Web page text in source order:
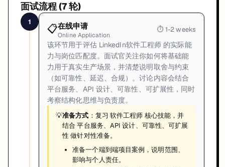
面试流程 (7轮)
1
📋在线申请
Online Application
⏱1-2 weeks
该环节用于评估 LinkedIn软件工程师 的实际能
力与岗位匹配度。面试官关注你如何将基础能
力用于真实生产场景，并清楚说明取舍与约束
（如可靠性、延迟、合规）。讨论内容会结合
平台服务、API 设计、可靠性、可扩展性，同时
考察结构化思维与负责度。
💡准备方式 ：复习 软件工程师 核心技能，并
结合 平台服务、API 设计、可靠性、可扩展
性 做针对性准备。
准备一个端到端项目案例，说明范围、
影响与个人责任。